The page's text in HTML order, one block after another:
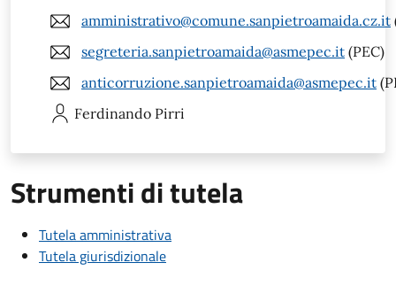
amministrativo@comune.sanpietroamaida.cz.it
segreteria.sanpietroamaida@asmepec.it (PEC)
anticorruzione.sanpietroamaida@asmepec.it
Ferdinando Pirri
Strumenti di tutela
Tutela amministrativa
Tutela giurisdizionale